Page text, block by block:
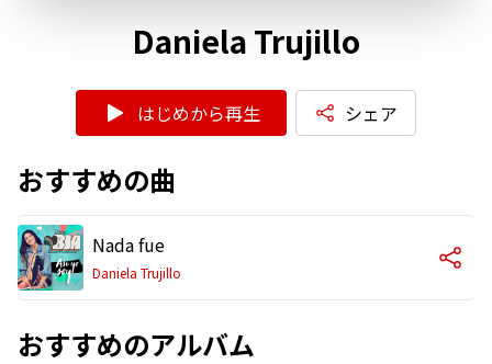
Daniela Trujillo
はじめから再生 シェア
おすすめの曲
Nada fue
Daniela Trujillo
おすすめのアルバム